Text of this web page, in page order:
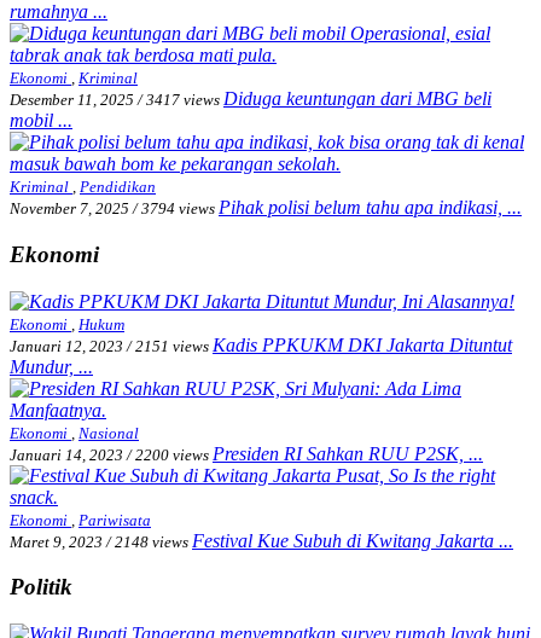
rumahnya ...
Ekonomi , Kriminal
Desember 11, 2025 / 3417 views Diduga keuntungan dari MBG beli
mobil ...
Kriminal , Pendidikan
November 7, 2025 / 3794 views Pihak polisi belum tahu apa indikasi, ...
Ekonomi
Ekonomi
Hukum
Januari 12, 2023 / 2151 views Kadis PPKUKM DKI Jakarta Dituntut
Mundur, ...
Ekonomi
Nasional
Januari 14, 2023 / 2200 views Presiden RI Sahkan RUU P2SK, ...
Ekonomi
Pariwisata
Maret 9, 2023 / 2148 views Festival Kue Subuh di Kwitang Jakarta ...
Politik